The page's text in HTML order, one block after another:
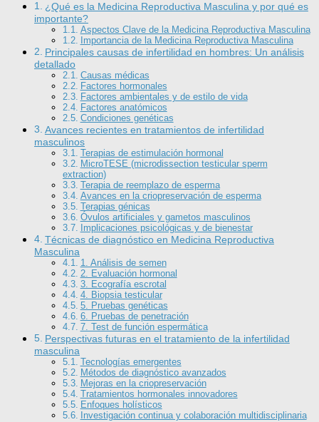
¿Qué es la Medicina Reproductiva Masculina y por qué es
importante?
Aspectos Clave de la Medicina Reproductiva Masculina
Importancia de la Medicina Reproductiva Masculina
Principales causas de infertilidad en hombres: Un análisis
detallado
Causas médicas
Factores hormonales
Factores ambientales y de estilo de vida
Factores anatómicos
Condiciones genéticas
Avances recientes en tratamientos de infertilidad
masculinos
Terapias de estimulación hormonal
MicroTESE (microdissection testicular sperm
extraction)
Terapia de reemplazo de esperma
Avances en la criopreservación de esperma
Terapias génicas
Óvulos artificiales y gametos masculinos
Implicaciones psicológicas y de bienestar
Técnicas de diagnóstico en Medicina Reproductiva
Masculina
1. Análisis de semen
2. Evaluación hormonal
3. Ecografía escrotal
4. Biopsia testicular
5. Pruebas genéticas
6. Pruebas de penetración
7. Test de función espermática
Perspectivas futuras en el tratamiento de la infertilidad
masculina
Tecnologías emergentes
Métodos de diagnóstico avanzados
Mejoras en la criopreservación
Tratamientos hormonales innovadores
Enfoques holísticos
Investigación continua y colaboración multidisciplinaria